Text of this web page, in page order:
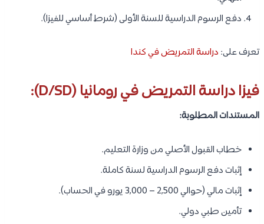
دفع الرسوم الدراسية للسنة الأولى (شرط أساسي للفيزا).
تعرف على: دراسة التمريض في كندا
فيزا دراسة التمريض في رومانيا (D/SD):
المستندات المطلوبة:
خطاب القبول الأصلي من وزارة التعليم.
إثبات دفع الرسوم الدراسية لسنة كاملة.
إثبات مالي (حوالي 2,500 – 3,000 يورو في الحساب).
تأمين طبي دولي.